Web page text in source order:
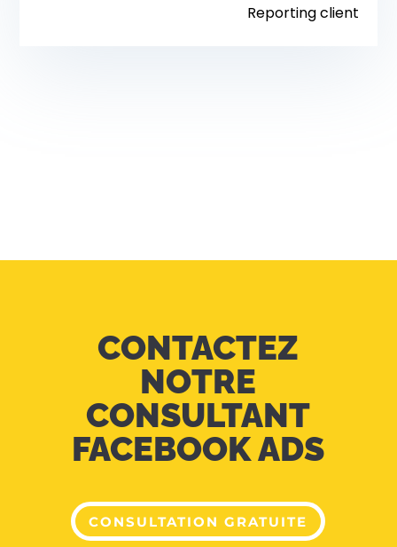
Reporting client
CONTACTEZ
NOTRE
CONSULTANT
FACEBOOK ADS
CONSULTATION GRATUITE